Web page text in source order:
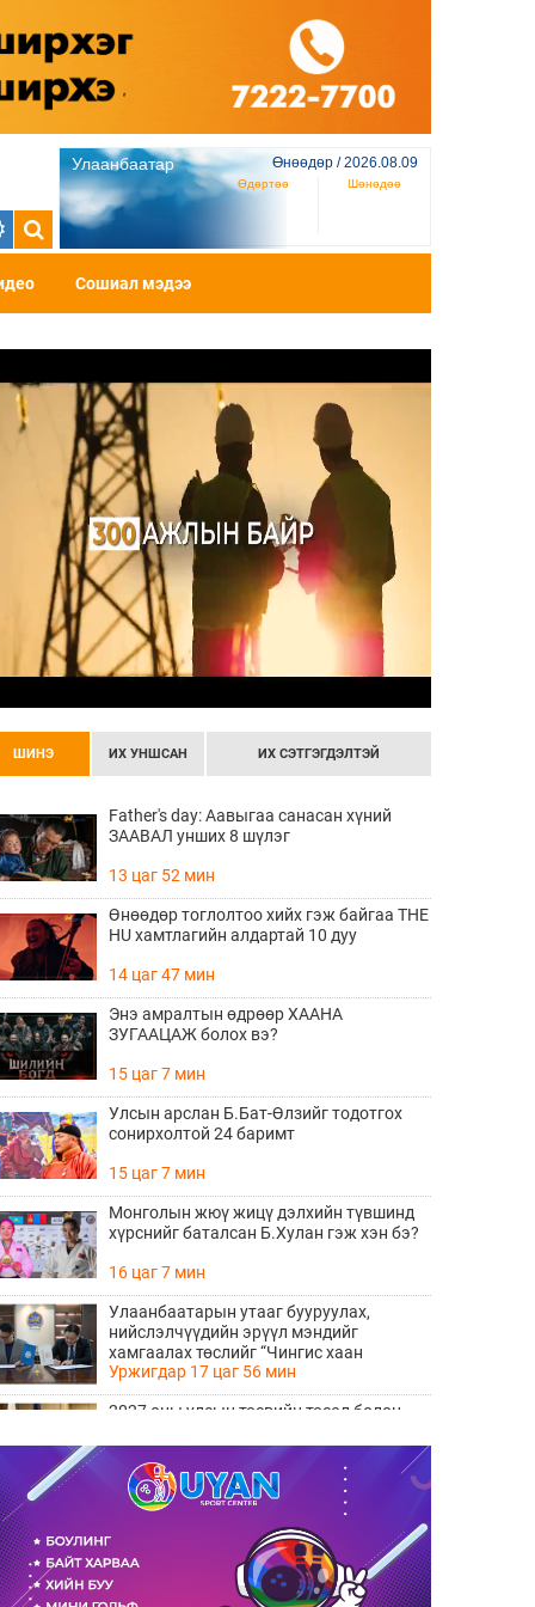
Улаанбаатар Өнөөдөр / 2026.08.09
Өдөртөө Шөнөдөө
Сошиал мэдээ
ШИНЭ ИХ УНШСАН ИХ СЭТГЭГДЭЛТЭЙ
Father's day: Аавыгаа санасан хүний
ЗААВАЛ унших 8 шүлэг
13 цаг 52 мин
Өнөөдөр тоглолтоо хийх гэж байгаа THE
HU хамтлагийн алдартай 10 дуу
14 цаг 47 мин
Энэ амралтын өдрөөр ХААНА
ЗУГААЦАЖ болох вэ?
15 цаг 7 мин
Улсын арслан Б.Бат-Өлзийг тодотгох
сонирхолтой 24 баримт
15 цаг 7 мин
Монголын жюү жицү дэлхийн түвшинд
хүрснийг баталсан Б.Хулан гэж хэн бэ?
16 цаг 7 мин
Улаанбаатарын утааг бууруулах,
нийслэлчүүдийн эрүүл мэндийг
хамгаалах төслийг “Чингис хаан
баялгийн сан нэгдэл” ХХК-тай хамтран
хэрэгжүүлнэ
Уржигдар 17 цаг 56 мин
2027 оны улсын төсвийн төсөл болон
олон нийтийн хэлэлцүүлэг боллоо
Уржигдар 17 цаг 38 мин
Нийгмийн даатгалын сангийн хөрөнгө
7.6 тэрбум төгрөгөөр арвижлаа
Уржигдар 17 цаг 18 мин